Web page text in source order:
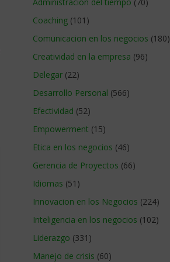
Coaching (101)
Comunicacion en los negocios (180)
Creatividad en la empresa (96)
Delegar (22)
Desarrollo Personal (566)
Efectividad (52)
Empowerment (15)
Etica en los negocios (46)
Gerencia de Proyectos (66)
Idiomas (51)
Innovacion en los Negocios (224)
Inteligencia en los negocios (102)
Liderazgo (331)
Manejo de crisis (60)